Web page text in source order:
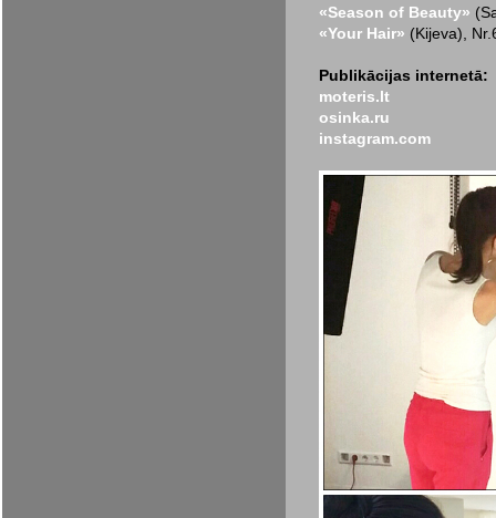
«Season of Beauty»
«Your Hair» (Kijeva),
Publikācijas internetā:
moteris.lt
osinka.ru
instagram.com